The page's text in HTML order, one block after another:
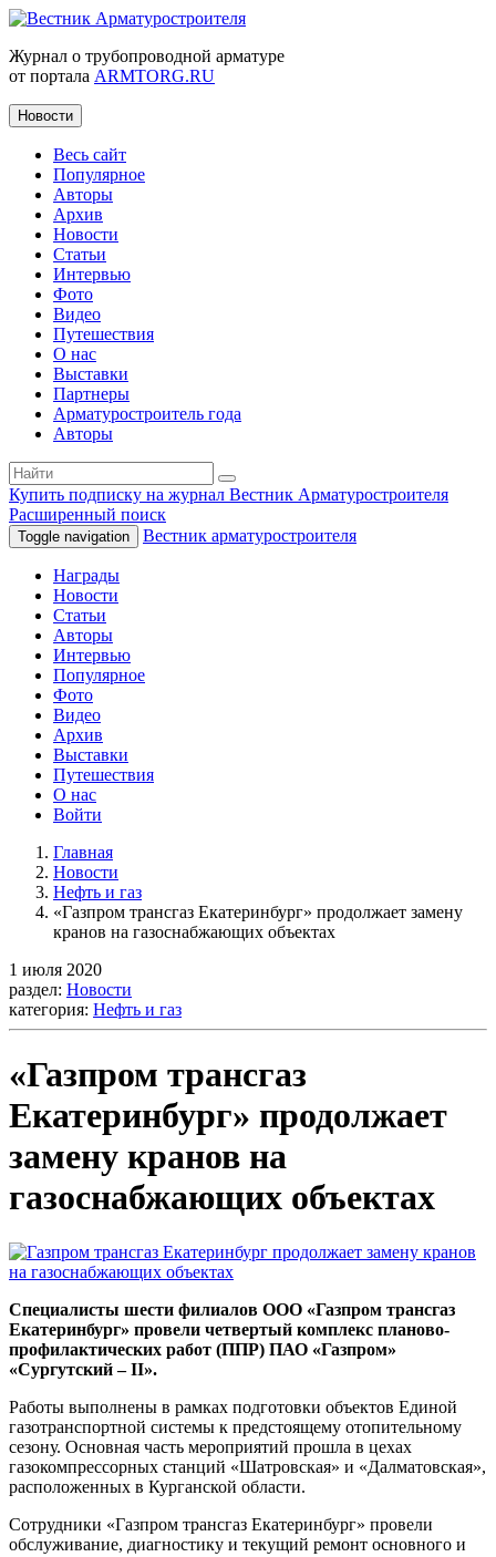
Журнал о трубопроводной арматуре
от портала ARMTORG.RU
Новости
Весь сайт
Популярное
Авторы
Архив
Новости
Статьи
Интервью
Фото
Видео
Путешествия
О нас
Выставки
Партнеры
Арматуростроитель года
Авторы
Купить подписку на журнал Вестник Арматуростроителя
Расширенный поиск
Toggle navigation Вестник арматуростроителя
Награды
Новости
Статьи
Авторы
Интервью
Популярное
Фото
Видео
Архив
Выставки
Путешествия
О нас
Войти
Главная
Новости
Нефть и газ
«Газпром трансгаз Екатеринбург» продолжает замену
кранов на газоснабжающих объектах
1 июля 2020
раздел: Новости
категория: Нефть и газ
«Газпром трансгаз
Екатеринбург» продолжает
замену кранов на
газоснабжающих объектах
Специалисты шести филиалов ООО «Газпром трансгаз
Екатеринбург» провели четвертый комплекс планово-
профилактических работ (ППР) ПАО «Газпром»
«Сургутский – II».
Работы выполнены в рамках подготовки объектов Единой
газотранспортной системы к предстоящему отопительному
сезону. Основная часть мероприятий прошла в цехах
газокомпрессорных станций «Шатровская» и «Далматовская»,
расположенных в Курганской области.
Сотрудники «Газпром трансгаз Екатеринбург» провели
обслуживание, диагностику и текущий ремонт основного и